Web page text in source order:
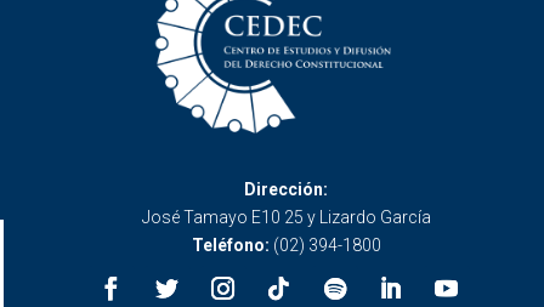
Dirección:
José Tamayo E10 25 y Lizardo García
Teléfono: (02) 394-1800